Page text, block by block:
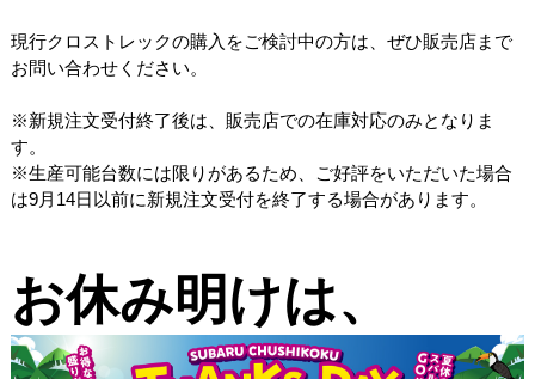
現行クロストレックの購入をご検討中の方は、ぜひ販売店まで
お問い合わせください。
※新規注文受付終了後は、販売店での在庫対応のみとなりま
す。
※生産可能台数には限りがあるため、ご好評をいただいた場合
は9月 14日以前に新規注文受付を終了する場合があります。
お休み明けは、